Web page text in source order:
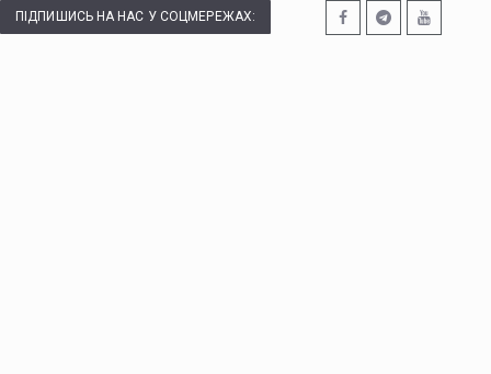
ПІДПИШИСЬ НА НАС У СОЦМЕРЕЖАХ: